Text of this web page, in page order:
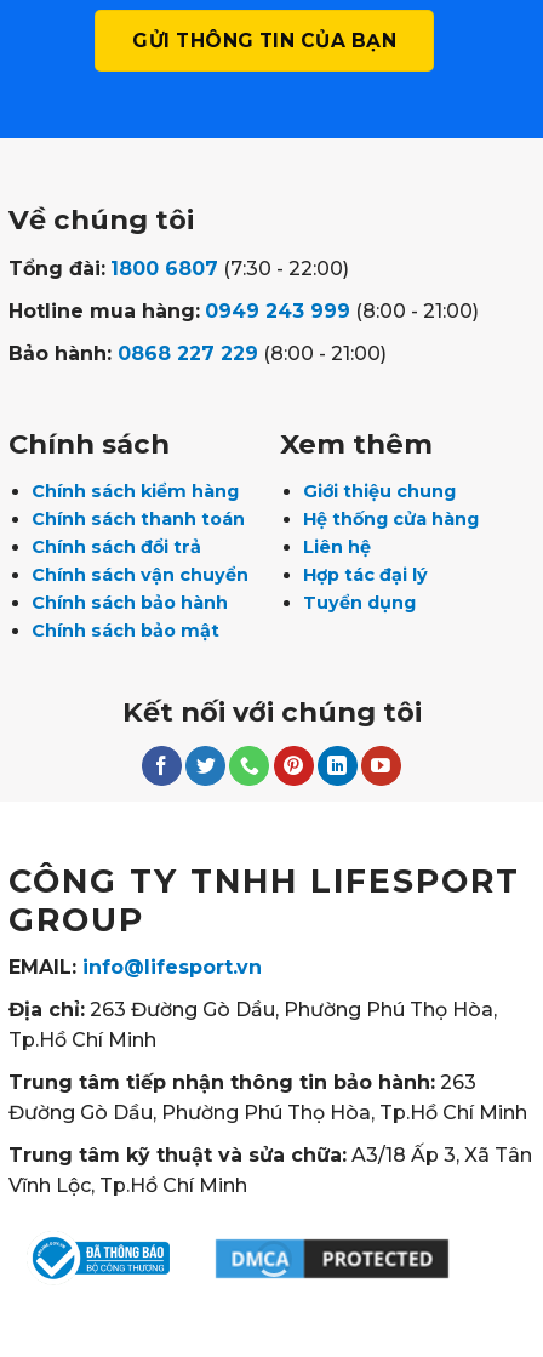
Về chúng tôi
Tổng đài: 1800 6807 (7:30 - 22:00)
Hotline mua hàng: 0949 243 999 (8:00 - 21:00)
Bảo hành: 0868 227 229 (8:00 - 21:00)
Chính sách
Chính sách kiểm hàng
Chính sách thanh toán
Chính sách đổi trả
Chính sách vận chuyển
Chính sách bảo hành
Chính sách bảo mật
Xem thêm
Giới thiệu chung
Hệ thống cửa hàng
Liên hệ
Hợp tác đại lý
Tuyển dụng
Kết nối với chúng tôi
CÔNG TY TNHH LIFESPORT
GROUP
EMAIL: info@lifesport.vn
Địa chỉ: 263 Đường Gò Dầu, Phường Phú Thọ Hòa,
Tp.Hồ Chí Minh
Trung tâm tiếp nhận thông tin bảo hành: 263
Đường Gò Dầu, Phường Phú Thọ Hòa, Tp.Hồ Chí Minh
Trung tâm kỹ thuật và sửa chữa: A3/18 Ấp 3, Xã Tân
Vĩnh Lộc, Tp.Hồ Chí Minh